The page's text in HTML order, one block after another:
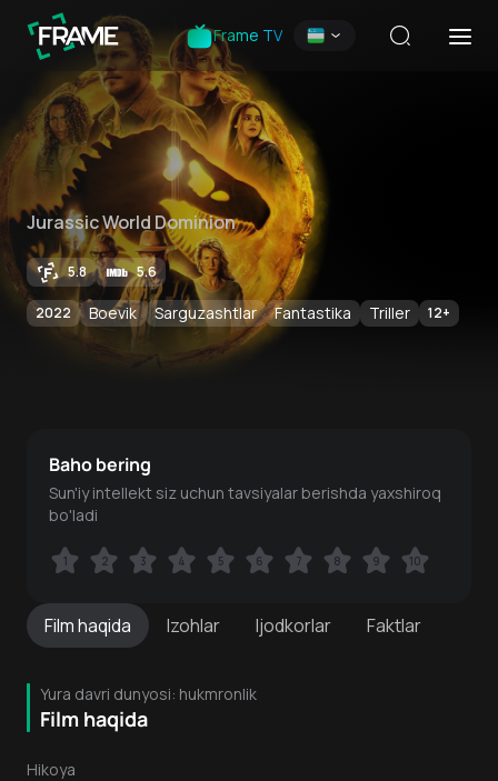
Frame TV
Jurassic World Dominion
5.8 5.6
2022 Boevik Sarguzashtlar Fantastika Triller 12+
Filmhaqida Izohlar Ijodkorlar Faktlar
Yura davri dunyosi: hukmronlik
Film haqida
Hikoya
Baho bering
Sun'iy intellekt siz uchun tavsiyalar berishda yaxshiroq
bo'ladi
1 2 3 4 5 6 7 8 9 10
1 2 3 4 5 6 7 8 9 10